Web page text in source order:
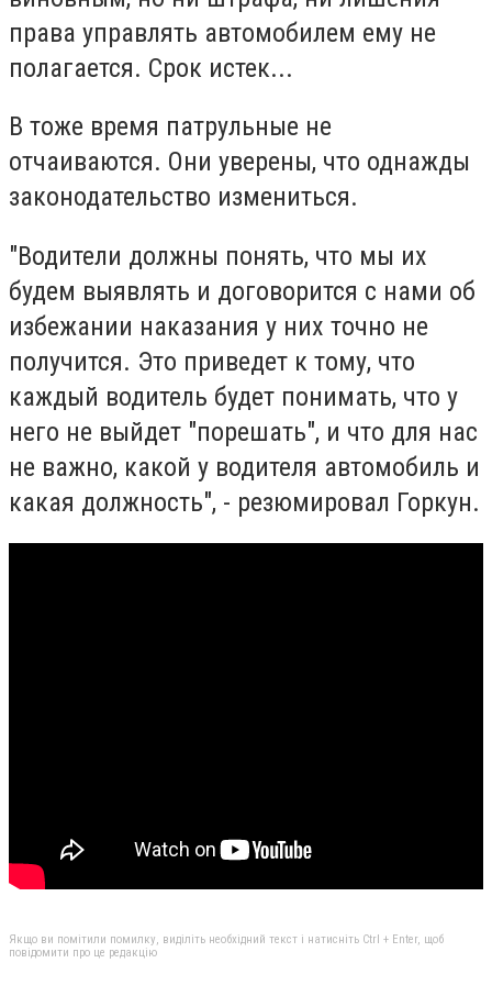
права управлять автомобилем ему не
полагается. Срок истек...
В тоже время патрульные не
отчаиваются. Они уверены, что однажды
законодательство измениться.
"Водители должны понять, что мы их
будем выявлять и договорится с нами об
избежании наказания у них точно не
получится. Это приведет к тому, что
каждый водитель будет понимать, что у
него не выйдет "порешать", и что для нас
не важно, какой у водителя автомобиль и
какая должность", - резюмировал Горкун.
Якщо ви помітили помилку, виділіть необхідний текст і натисніть Ctrl + Enter, щоб
повідомити про це редакцію